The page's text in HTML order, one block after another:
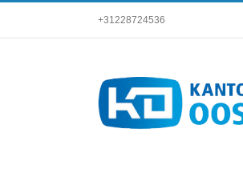
content
+31228724536